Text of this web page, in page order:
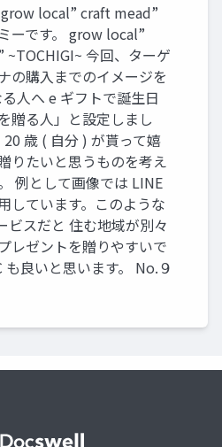
local” craft mead”
ーです。 grow local”
今回、ターゲ
の購入までのイメージを
る人へ e ギフトで誕生日
贈る人」と設定しまし
20 歳 ( 自分 ) が貰って嬉
りたいと思うものを考え
例として画像では LINE
しています。このような
ビスだと 住む地域が別々
レゼントを贈りやすいで
も良いと思います。 No.９